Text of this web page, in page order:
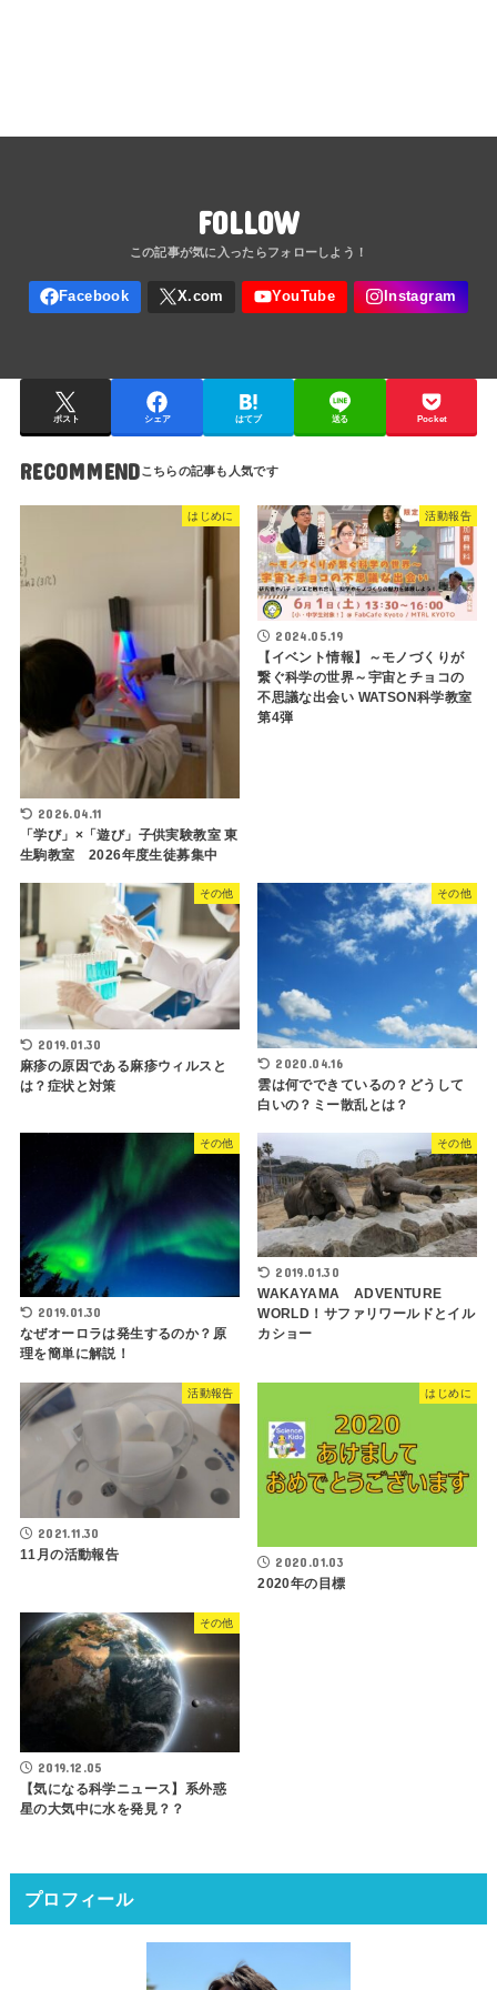
FOLLOW
ポスト シェア はてブ 送る Pocket
RECOMMEND
はじめに
2026.04.11
「学び」×「遊び」子供実験教室 東
生駒教室 2026年度生徒募集中
活動報告
2024.05.19
【イベント情報】～モノづくりが
繋ぐ科学の世界～宇宙とチョコの
不思議な出会い WATSON科学教室
第4弾
その他
2019.01.30
麻疹の原因である麻疹ウィルスと
は？症状と対策
その他
2020.04.16
雲は何でできているの？どうして
白いの？ミー散乱とは？
その他
2019.01.30
なぜオーロラは発生するのか？原
理を簡単に解説！
その他
2019.01.30
WAKAYAMA ADVENTURE
WORLD！サファリワールドとイル
カショー
活動報告
2021.11.30
11月の活動報告
はじめに
2020.01.03
2020年の目標
その他
2019.12.05
【気になる科学ニュース】系外惑
星の大気中に水を発見？？
プロフィール